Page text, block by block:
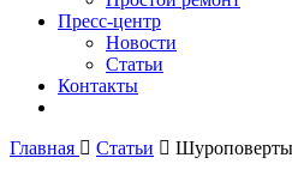
Пресс-центр
Новости
Статьи
Контакты
Главная Статьи